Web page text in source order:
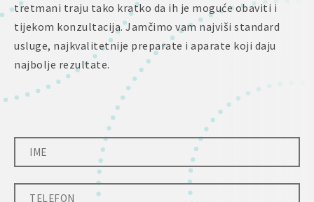
tretmani traju tako kratko da ih je moguće obaviti i
tijekom konzultacija. Jamčimo vam najviši standard
usluge, najkvalitetnije preparate i aparate koji daju
najbolje rezultate.